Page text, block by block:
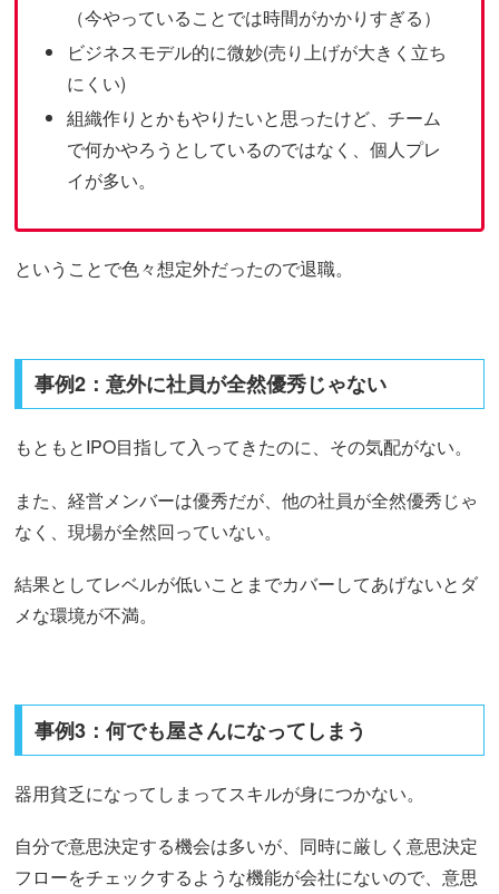
（今やっていることでは時間がかかりすぎる）
ビジネスモデル的に微妙(売り上げが大きく立ち
にくい)
組織作りとかもやりたいと思ったけど、チーム
で何かやろうとしているのではなく、個人プレ
イが多い。
ということで色々想定外だったので退職。
事例2：意外に社員が全然優秀じゃない
もともとIPO目指して入ってきたのに、その気配がない。
また、経営メンバーは優秀だが、他の社員が全然優秀じゃ
なく、現場が全然回っていない。
結果としてレベルが低いことまでカバーしてあげないとダ
メな環境が不満。
事例3：何でも屋さんになってしまう
器用貧乏になってしまってスキルが身につかない。
自分で意思決定する機会は多いが、同時に厳しく意思決定
フローをチェックするような機能が会社にないので、意思